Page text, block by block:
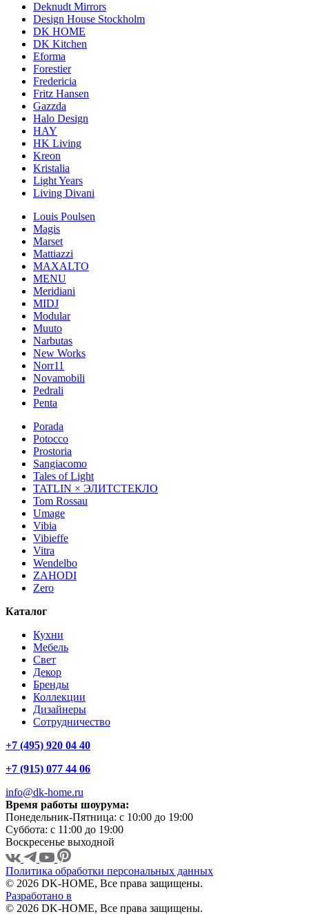
Deknudt Mirrors
Design House Stockholm
DK HOME
DK Kitchen
Eforma
Forestier
Fredericia
Fritz Hansen
Gazzda
Halo Design
HAY
HK Living
Kreon
Kristalia
Light Years
Living Divani
Louis Poulsen
Magis
Marset
Mattiazzi
MAXALTO
MENU
Meridiani
MIDJ
Modular
Muuto
Narbutas
New Works
Norr11
Novamobili
Pedrali
Penta
Porada
Potocco
Prostoria
Sangiacomo
Tales of Light
TATLIN × ЭЛИТСТЕКЛО
Tom Rossau
Umage
Vibia
Vibieffe
Vitra
Wendelbo
ZAHODI
Zero
Каталог
Кухни
Мебель
Свет
Декор
Бренды
Коллекции
Дизайнеры
Сотрудничество
+7 (495) 920 04 40
+7 (915) 077 44 06
info@dk-home.ru
Время работы шоурума:
Понедельник-Пятница: c 10:00 до 19:00
Суббота: c 11:00 до 19:00
Воскресенье выходной
Политика обработки персональных данных
© 2026 DK-HOME, Все права защищены.
Разработано в
© 2026 DK-HOME, Все права защищены.